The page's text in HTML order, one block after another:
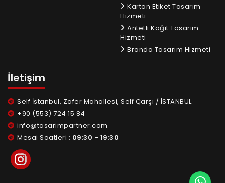
Karton Etiket Tasarım
Hizmeti
Antetli Kağıt Tasarım
Hizmeti
Branda Tasarım Hizmeti
İletişim
Self İstanbul, Zafer Mahallesi, Self Çarşı / İSTANBUL
+90 (553) 724 15 84
info@tasarimpartner.com
Mesai Saatleri : 09:30 - 19:30